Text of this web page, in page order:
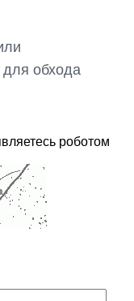
обхода
роботом